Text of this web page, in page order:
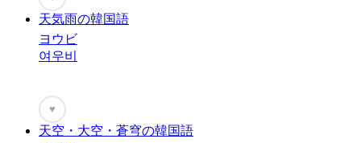
天気雨の韓国語
ヨウビ
여우비
♥
天空・大空・蒼穹の韓国語